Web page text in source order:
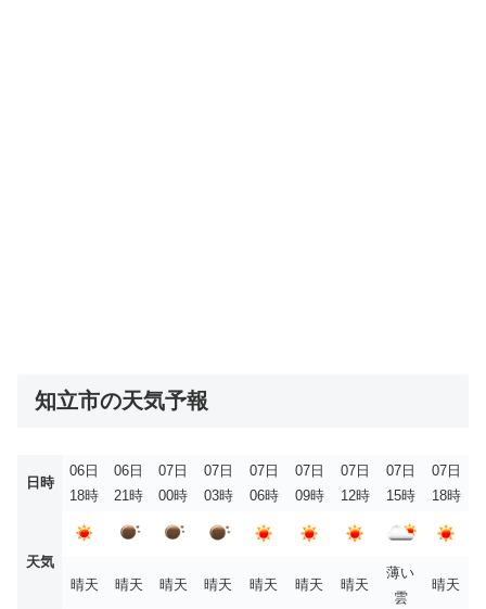
知立市の天気予報
日時
06日
18時
06日
21時
07日
00時
07日
03時
07日
06時
07日
09時
07日
12時
07日
15時
07日
18時
天気
晴天
晴天 晴天 晴天 晴天 晴天 晴天
薄い
雲
晴天